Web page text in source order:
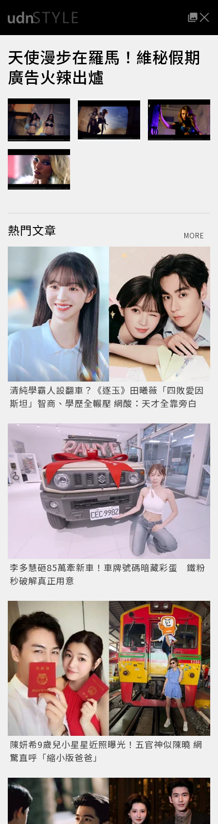
天使漫步在羅馬！維秘假期
廣告火辣出爐
熱門文章 MORE
清純學霸人設翻車？《逐玉》田曦薇「四敗愛因
斯坦」智商、學歷全輾壓 網酸：天才全靠旁白
李多慧砸85萬牽新車！車牌號碼暗藏彩蛋 鐵粉
秒破解真正用意
陳妍希9歲兒小星星近照曝光！五官神似陳曉 網
驚直呼「縮小版爸爸」